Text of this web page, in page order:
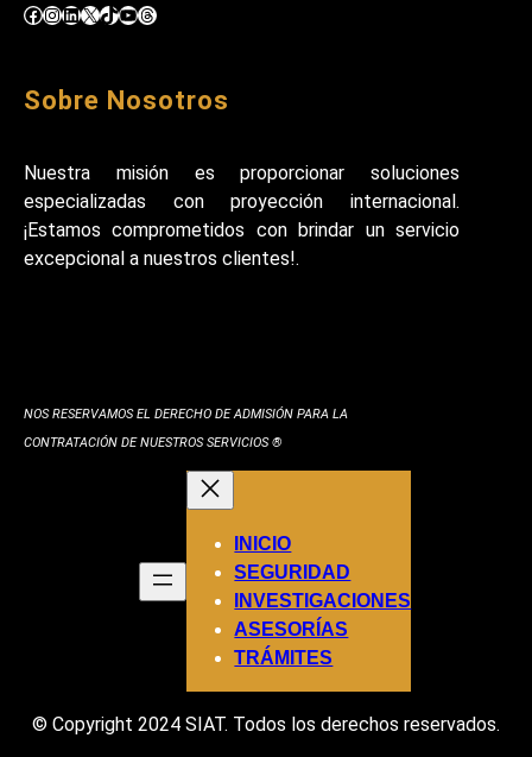
Facebook InstagramLinkedIn X TikTok YouTube Threads
Sobre Nosotros
Nuestra misión es proporcionar soluciones
especializadas con proyección internacional.
¡Estamos comprometidos con brindar un servicio
excepcional a nuestros clientes!.
NOS RESERVAMOS EL DERECHO DE ADMISIÓN PARA LA
CONTRATACIÓN DE NUESTROS SERVICIOS ®️
INICIO
SEGURIDAD
INVESTIGACIONES
ASESORÍAS
TRÁMITES
© Copyright 2024 SIAT. Todos los derechos reservados.